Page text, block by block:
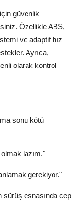
güvenlik
Özellikle ABS,
ve adaptif hız
Ayrıca,
olarak kontrol
sonu kötü
lazım."
gerekiyor."
sürüş esnasında cep